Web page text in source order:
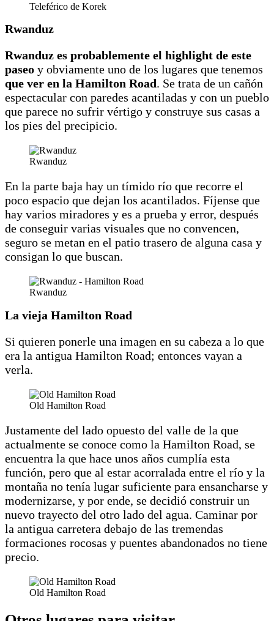
Teleférico de Korek
Rwanduz
Rwanduz es probablemente el highlight de este
paseo y obviamente uno de los lugares que tenemos
que ver en la Hamilton Road. Se trata de un cañón
espectacular con paredes acantiladas y con un pueblo
que parece no sufrir vértigo y construye sus casas a
los pies del precipicio.
Rwanduz
En la parte baja hay un tímido río que recorre el
poco espacio que dejan los acantilados. Fíjense que
hay varios miradores y es a prueba y error, después
de conseguir varias visuales que no convencen,
seguro se metan en el patio trasero de alguna casa y
consigan lo que buscan.
Rwanduz
La vieja Hamilton Road
Si quieren ponerle una imagen en su cabeza a lo que
era la antigua Hamilton Road; entonces vayan a
verla.
Old Hamilton Road
Justamente del lado opuesto del valle de la que
actualmente se conoce como la Hamilton Road, se
encuentra la que hace unos años cumplía esta
función, pero que al estar acorralada entre el río y la
montaña no tenía lugar suficiente para ensancharse y
modernizarse, y por ende, se decidió construir un
nuevo trayecto del otro lado del agua. Caminar por
la antigua carretera debajo de las tremendas
formaciones rocosas y puentes abandonados no tiene
precio.
Old Hamilton Road